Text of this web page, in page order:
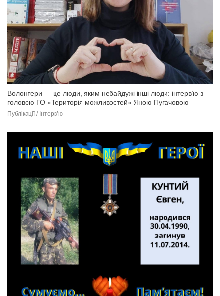
Волонтери — це люди, яким небайдужі інші люди: інтерв’ю з
головою ГО «Територія можливостей» Яною Пугачовою
Публікації / Інтерв’ю